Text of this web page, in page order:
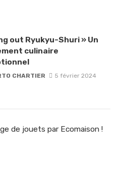
out Ryukyu-Shuri » Un
culinaire
CHARTIER 5 février 2024
de jouets par Ecomaison !